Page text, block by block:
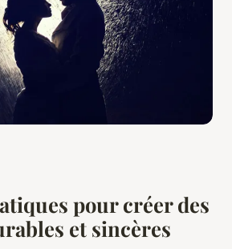
pour créer des
et sincères